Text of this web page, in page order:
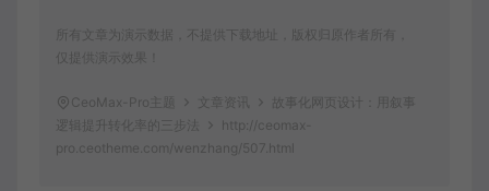
所有文章为演示数据，不提供下载地址，版权归原作者所有，
仅提供演示效果！
CeoMax-Pro主题 文章资讯
故事化网页设计：用叙事
逻辑提升转化率的三步法
http://ceomax-
pro.ceotheme.com/wenzhang/507.html